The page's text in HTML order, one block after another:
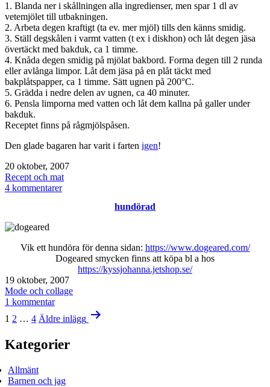
1. Blanda ner i skållningen alla ingredienser, men spar 1 dl av
vetemjölet till utbakningen.
2. Arbeta degen kraftigt (ta ev. mer mjöl) tills den känns smidig.
3. Ställ degskålen i varmt vatten (t ex i diskhon) och låt degen jäsa
övertäckt med bakduk, ca 1 timme.
4. Knåda degen smidig på mjölat bakbord. Forma degen till 2 runda
eller avlånga limpor. Låt dem jäsa på en plåt täckt med
bakplåtspapper, ca 1 timme. Sätt ugnen på 200°C.
5. Grädda i nedre delen av ugnen, ca 40 minuter.
6. Pensla limporna med vatten och låt dem kallna på galler under
bakduk.
Receptet finns på rågmjölspåsen.
Den glade bagaren har varit i farten igen!
Publicerat
den
20 oktober, 2007
Kategoriserat
som
Recept och mat
4 kommentarertill
hundörad
Vik ett hundöra för denna sidan: https://www.dogeared.com/
Dogeared smycken finns att köpa bl a hos
https://kyssjohanna.jetshop.se/
Publicerat
den
19 oktober, 2007
Kategoriserat
som
Mode och collage
1 kommentartill
Sidnumrering
inlägg
1 2 … 4 Äldre inlägg
Kategorier
Allmänt
Barnen och jag